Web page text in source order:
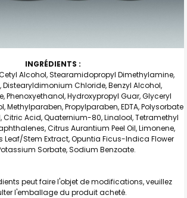
INGRÉDIENTS :
Alcohol, Stearamidopropyl Dimethylamine,
Distearyldimonium Chloride, Benzyl Alcohol,
Phenoxyethanol, Hydroxypropyl Guar, Glyceryl
Methylparaben, Propylparaben, EDTA, Polysorbate
Citric Acid, Quaternium-80, Linalool, Tetramethyl
Citrus Aurantium Peel Oil, Limonene,
Stem Extract, Opuntia Ficus-Indica Flower
Sorbate, Sodium Benzoate.
peut faire l'objet de modifications, veuillez
l'emballage du produit acheté.